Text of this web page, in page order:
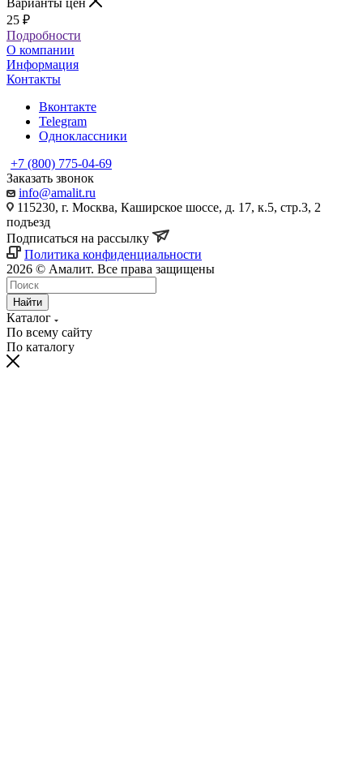
Варианты цен
25 ₽
Подробности
О компании
Информация
Контакты
Вконтакте
Telegram
Одноклассники
+7 (800) 775-04-69
Заказать звонок
info@amalit.ru
115230, г. Москва, Каширское шоссе, д. 17, к.5, стр.3, 2
подъезд
Подписаться на рассылку
Политика конфиденциальности
2026 © Амалит. Все права защищены
Найти
Каталог
По всему сайту
По каталогу